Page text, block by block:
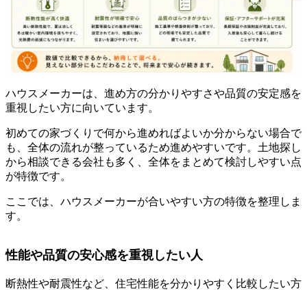
ハウスメーカーは、進め方の分かりやすさや品質の安定感を
重視したい方に向いています。
初めての家づくりで何から進めればよいか分からない場合で
も、全体の流れが整っているため進めやすいです。土地探し
から相談できる会社も多く、全体をまとめて検討しやすい点
が特徴です。
ここでは、ハウスメーカーが合いやすい方の特徴を整理しま
す。
性能や品質の安心感を重視したい人
断熱性や耐震性など、住宅性能を分かりやすく比較したい方